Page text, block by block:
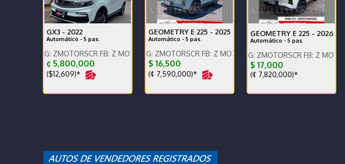
GX3 - 2022
Automático - 5 pas.
IG: ZMOTORSCR FB: Z MOTORS. Contáctenos x WhatsApp.
¢ 5,800,000
($12,609)*
GEOMETRY E 225 - 2025
Automático - 5 pas.
ENGLISH SPOKEN, IG: ZMOTORSCR FB: Z MOTORS. Contáctenos x WhatsApp.
$ 16,500
(¢ 7,590,000)*
GEOMETRY E 225 - 2026
Automático - 5 pas.
ENGLISH SPOKEN, IG: ZMOTORSCR FB: Z MOTORS.
$ 17,000
(¢ 7,820,000)*
ENGLISH SPOKEN, IG: